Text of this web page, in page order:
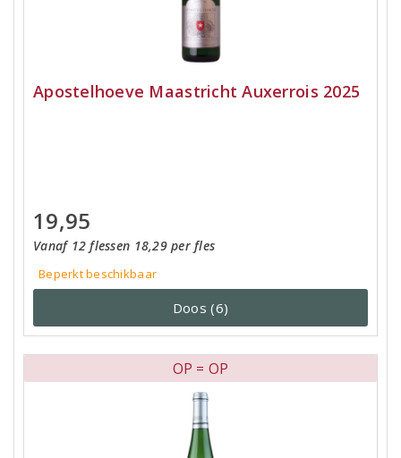
Apostelhoeve Maastricht Auxerrois 2025
19,95
Vanaf 12 flessen 18,29 per fles
Beperkt beschikbaar
Doos (6)
OP = OP